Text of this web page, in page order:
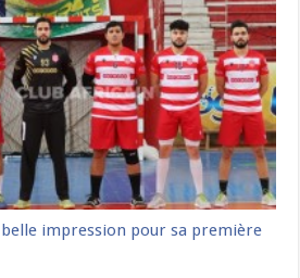
belle impression pour sa première